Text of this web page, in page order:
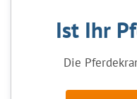
Ist Ihr
Die